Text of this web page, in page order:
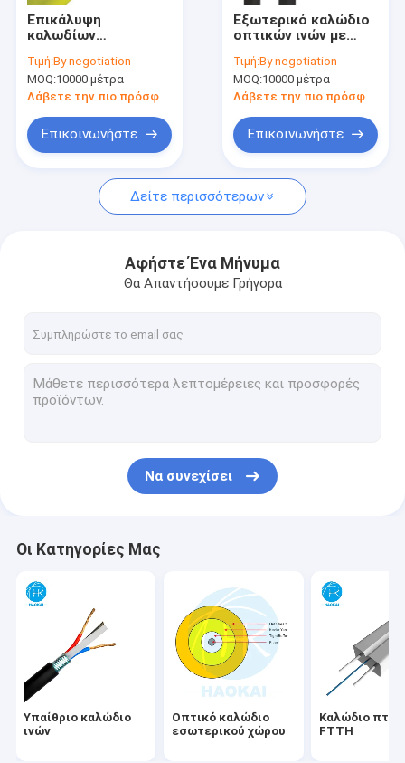
Γύρος εργοστασίων
επαφή
Ζητήστε ένα απόσπασμα
Υπαίθριο καλώδιο ινών
Καλώδιο πτώσης FTTH
Διάταξη 1
Διάταξη οπτικών ινών
Τελικό κιβώτιο
Γρήγορος συνδετήρας ινών
Επικάλυψη
καλωδίων
και ράβδος σωλήνων
μικροπυροβολίας
HDPE
Τιμή:By negotiation
MOQ:10000 μέτρα
Λάβετε την πιο πρόσφατη τιμή
Επικοινωνήστε
Εξωτερικό καλώδιο
οπτικών ινών με
φούσκωμα
Τιμή:By negotiation
MOQ:10000 μέτρα
Λάβετε την πιο πρόσφατη τιμή
Επικοινωνήστε
Δείτε περισσότερων
Αφήστε Ένα Μήνυμα
Θα Απαντήσουμε Γρήγορα
Να συνεχίσει
Οι Κατηγορίες Μας
Υπαίθριο καλώδιο
ινών
Οπτικό καλώδιο
εσωτερικού χώρου
Καλώδιο
FTTH